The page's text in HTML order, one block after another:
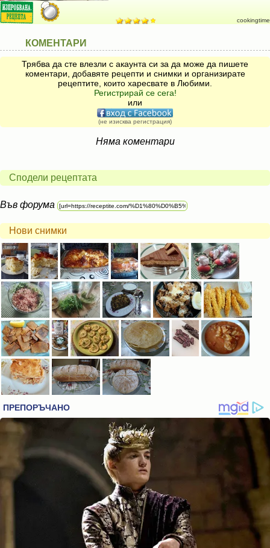
cookingtime
КОМЕНТАРИ
Трябва да сте влезли с акаунта си за да може да пишете
коментари, добавяте рецепти и снимки и организирате
рецептите, които харесвате в Любими.
Регистрирай се сега!
или
(не изисква регистрация)
Няма коментари
Сподели рецептата
Във форума
Нови снимки